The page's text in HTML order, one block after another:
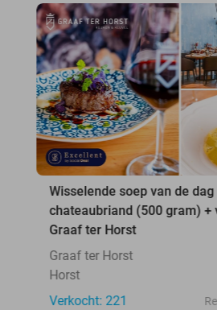
Wisselende soep van de dag
chateaubriand (500 gram)
Graaf ter Horst
Graaf ter Horst
Horst
Verkocht: 221